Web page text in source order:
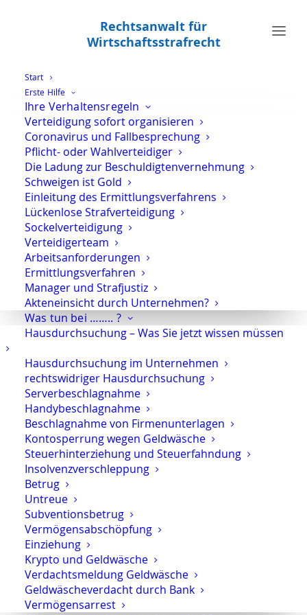
Rechtsanwalt für
Wirtschaftsstrafrecht
Start
Erste Hilfe
Ihre Verhaltensregeln
Verteidigung sofort organisieren
Coronavirus und Fallbesprechung
Pflicht- oder Wahlverteidiger
Die Ladung zur Beschuldigtenvernehmung
Schweigen ist Gold
Einleitung des Ermittlungsverfahrens
Lückenlose Strafverteidigung
Sockelverteidigung
Verteidigerteam
Arbeitsanforderungen
Ermittlungsverfahren
Manager und Strafjustiz
Akteneinsicht durch Unternehmen?
Was tun bei …….. ?
Hausdurchsuchung – Was Sie jetzt wissen müssen
Hausdurchsuchung im Unternehmen
rechtswidriger Hausdurchsuchung
Serverbeschlagnahme
Handybeschlagnahme
Beschlagnahme von Firmenunterlagen
Kontosperrung wegen Geldwäsche
Steuerhinterziehung und Steuerfahndung
Insolvenzverschleppung
Betrug
Untreue
Subventionsbetrug
Vermögensabschöpfung
Einziehung
Krypto und Geldwäsche
Verdachtsmeldung Geldwäsche
Geldwäscheverdacht durch Bank
Vermögensarrest
Reisetagebuch über ein
Strafverfahren in Düsseldorf -
Deutsche Bahn - Teil 7
Dieses Reisetagebuch beschreibt einen
Strafprozess im Lockdown aus Sicht
eines Berliner Strafverteidigers.
Deutsche Bahn – Hbf. Berlin
Deutsche Bahn im Lockdown – eine
Hauptverhandlung in Krisenzeiten.
Reisetagebuch
in mehreren Teilen:
Teil 4undTeil 5sowieTeil 6
Teil 7 meines Reisetagebuches.
Nach einer kleinen Unterbrechung ging es heute mal